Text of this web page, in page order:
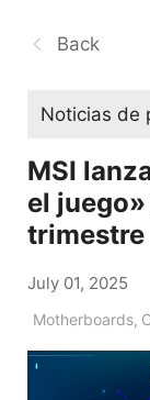
Back
Noticias de
MSI
el
trimestre
July 01, 2025
Motherboards,